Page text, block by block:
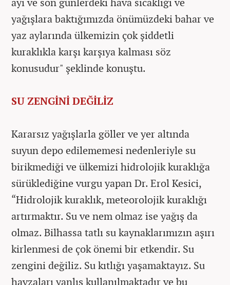
yağışlara baktığımızda önümüzdeki bahar ve
yaz aylarında ülkemizin çok şiddetli
kuraklıkla karşı karşıya kalması söz
konusudur" şeklinde konuştu.
SU ZENGİNİ DEĞİLİZ
Kararsız yağışlarla göller ve yer altında
suyun depo edilememesi nedenleriyle su
birikmediği ve ülkemizi hidrolojik kuraklığa
sürüklediğine vurgu yapan Dr. Erol Kesici,
“Hidrolojik kuraklık, meteorolojik kuraklığı
artırmaktır. Su ve nem olmaz ise yağış da
olmaz. Bilhassa tatlı su kaynaklarımızın aşırı
kirlenmesi de çok önemi bir etkendir. Su
zengini değiliz. Su kıtlığı yaşamaktayız. Su
havzaları yanlış kullanılmaktadır ve bu